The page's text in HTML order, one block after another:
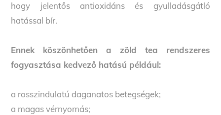
hogy jelentős antioxidáns és gyulladásgátló
hatással bír.
Ennek köszönhetően a zöld tea rendszeres
fogyasztása kedvező hatású például:
a rosszindulatú daganatos betegségek;
a magas vérnyomás;